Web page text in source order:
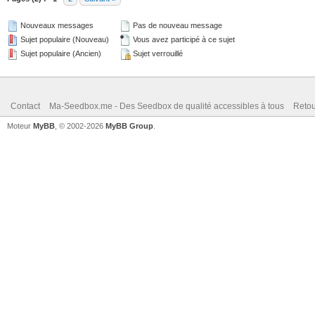
Nouveaux messages
Sujet populaire (Nouveau)
Sujet populaire (Ancien)
Pas de nouveau message
Vous avez participé à ce sujet
Sujet verrouillé
Contact Ma-Seedbox.me - Des Seedbox de qualité accessibles à tous
Moteur MyBB , © 2002-2026 MyBB Group